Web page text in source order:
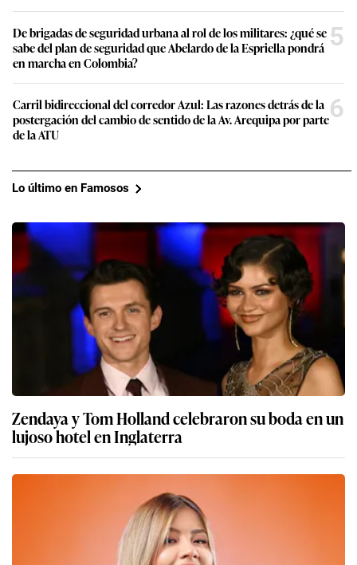
De brigadas de seguridad urbana al rol de los militares: ¿qué se
sabe del plan de seguridad que Abelardo de la Espriella pondrá
en marcha en Colombia?
5
Carril bidireccional del corredor Azul: Las razones detrás de la
postergación del cambio de sentido de la Av. Arequipa por parte
de la ATU
6
Lo último en Famosos
Zendaya y Tom Holland celebraron su boda en un
lujoso hotel en Inglaterra